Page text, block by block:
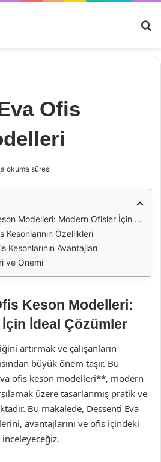
Ofis
okuma süresi
Modern Ofisler İçin İdeal Çözümler
Kesonlarının Özellikleri
Kesonlarının Avantajları
ve Önemi
Keson Modelleri:
İdeal Çözümler
artırmak ve çalışanların
büyük önem taşır. Bu
ofis keson modelleri**, modern
üzere tasarlanmış pratik ve
Bu makalede, Dessenti Eva
avantajlarını ve ofis içindeki